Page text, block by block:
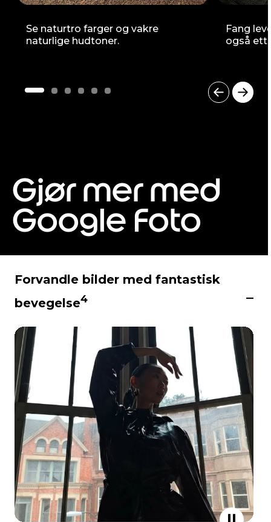
Se naturtro farger og vakre
naturlige hudtoner.
Fang
også
6Gjør mer med
Google Foto
Forvandle bilder med fantastisk
bevegelse4